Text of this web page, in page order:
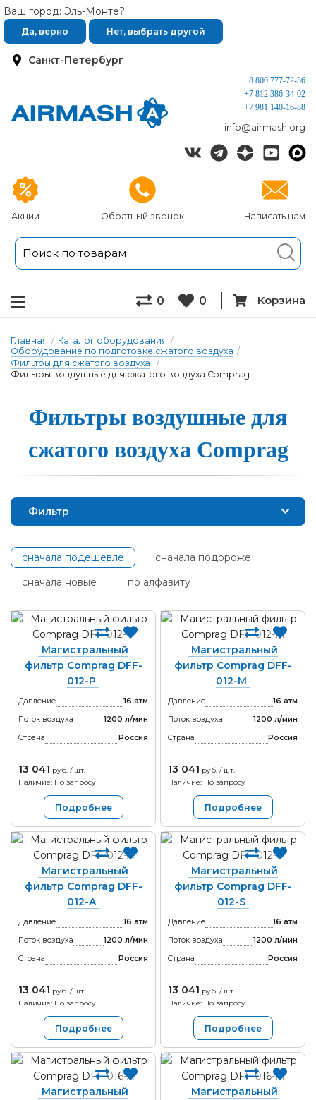
Санкт-Петербург
Ваш город: Эль-Монте?
Да, верно Нет, выбрать другой
Акции Обратный звонок Написать нам
8 800 777-72-36
+7 812 386-34-02
+7 981 140-16-88
info@airmash.org
0 0 Корзина
Главная / Каталог оборудования /
Оборудование по подготовке сжатого воздуха /
Фильтры для сжатого воздуха
/
Фильтры воздушные для сжатого воздуха Comprag
Фильтры воздушные для
сжа­то­го воз­ду­ха Comprag
Фильтр
сначала подешевле
сначала подороже
сначала новые
по алфавиту
Магистральный
фильтр Comprag DFF-
012-P
Давление
16 атм
Поток воздуха
1200 л/мин
Страна
Россия
13 041 руб. / шт.
Наличие: По запросу
Подробнее
Магистральный
фильтр Comprag DFF-
012-M
Давление
16 атм
Поток воздуха
1200 л/мин
Страна
Россия
13 041 руб. / шт.
Наличие: По запросу
Подробнее
Магистральный
фильтр Comprag DFF-
012-A
Давление
16 атм
Поток воздуха
1200 л/мин
Страна
Россия
13 041 руб. / шт.
Наличие: По запросу
Подробнее
Магистральный
фильтр Comprag DFF-
012-S
Давление
16 атм
Поток воздуха
1200 л/мин
Страна
Россия
13 041 руб. / шт.
Наличие: По запросу
Подробнее
Магистральный
Магистральный